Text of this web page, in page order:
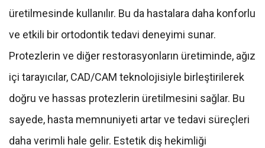
üretilmesinde kullanılır. Bu da hastalara daha konforlu
ve etkili bir ortodontik tedavi deneyimi sunar.
Protezlerin ve diğer restorasyonların üretiminde, ağız
içi tarayıcılar, CAD/CAM teknolojisiyle birleştirilerek
doğru ve hassas protezlerin üretilmesini sağlar. Bu
sayede, hasta memnuniyeti artar ve tedavi süreçleri
daha verimli hale gelir. Estetik diş hekimliği